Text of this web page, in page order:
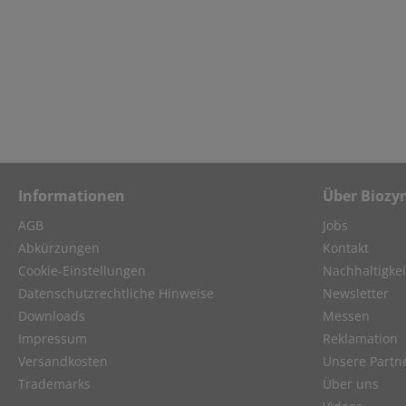
Informationen
AGB
Abkürzungen
Cookie-Einstellungen
Datenschutzrechtliche Hinweise
Downloads
Impressum
Versandkosten
Trademarks
Über
Jobs
Kontakt
Newsletter
Messen
Reklamation
Unsere
Über uns